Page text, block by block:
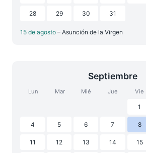
28 29 30 31
15 de agosto – Asunción de la Virgen
Septiembre
Lun Mar Mié Jue Vie
1
4 5 6 7 8
11 12 13 14 15